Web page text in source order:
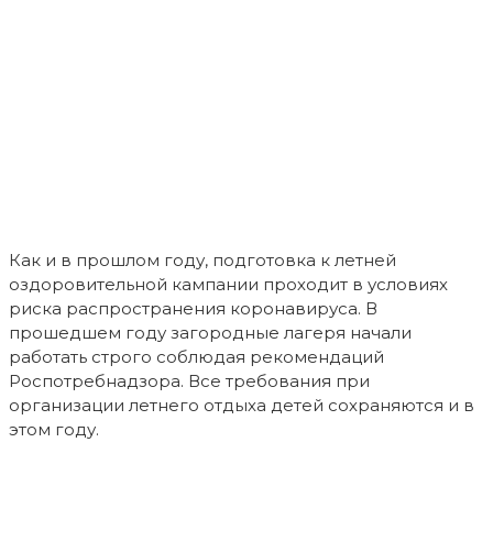
Как и в прошлом году, подготовка к летней
оздоровительной кампании проходит в условиях
риска распространения коронавируса. В
прошедшем году загородные лагеря начали
работать строго соблюдая рекомендаций
Роспотребнадзора. Все требования при
организации летнего отдыха детей сохраняются и в
этом году.